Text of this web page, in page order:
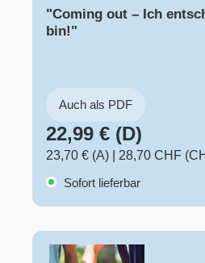
"Coming out – Ich
bin!"
Auch als PDF
22,99 € (D)
23,70 € (A)
28,70 CHF
Sofort lieferbar
Coming out – Ich